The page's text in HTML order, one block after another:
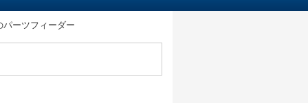
パーツフィーダー